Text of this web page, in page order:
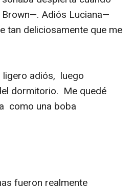
Adiós Luciana—
tan deliciosamente que me
adiós,  luego
dormitorio.  Me quedé
como una boba
fueron realmente